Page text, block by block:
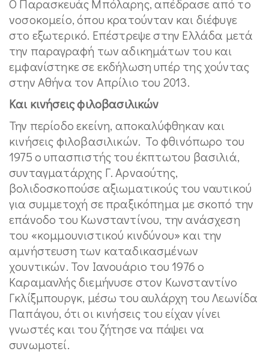
Ο Παρασκευάς Μπόλαρης, απέδρασε από το
νοσοκομείο, όπου κρατούνταν και διέφυγε
στο εξωτερικό. Επέστρεψε στην Ελλάδα μετά
την παραγραφή των αδικημάτων του και
εμφανίστηκε σε εκδήλωση υπέρ της χούντας
στην Αθήνα τον Απρίλιο του 2013.
Και κινήσεις φιλοβασιλικών
Την περίοδο εκείνη, αποκαλύφθηκαν και
κινήσεις φιλοβασιλικών. Το φθινόπωρο του
1975 ο υπασπιστής του έκπτωτου βασιλιά,
συνταγματάρχης Γ. Αρναούτης,
βολιδοσκοπούσε αξιωματικούς του ναυτικού
για συμμετοχή σε πραξικόπημα με σκοπό την
επάνοδο του Κωνσταντίνου, την ανάσχεση
του «κομμουνιστικού κινδύνου» και την
αμνήστευση των καταδικασμένων
χουντικών. Τον Ιανουάριο του 1976 ο
Καραμανλής διεμήνυσε στον Κωνσταντίνο
Γκλίξμπουργκ, μέσω του αυλάρχη του Λεωνίδα
Παπάγου, ότι οι κινήσεις του είχαν γίνει
γνωστές και του ζήτησε να πάψει να
συνωμοτεί.